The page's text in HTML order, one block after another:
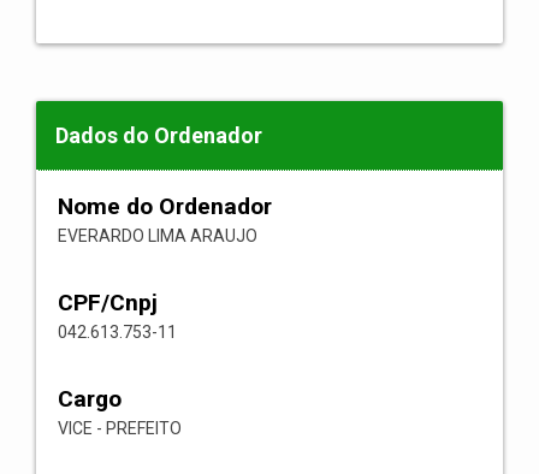
Dados do Ordenador
Nome do Ordenador
EVERARDO LIMA ARAUJO
CPF/Cnpj
042.613.753-11
Cargo
VICE - PREFEITO